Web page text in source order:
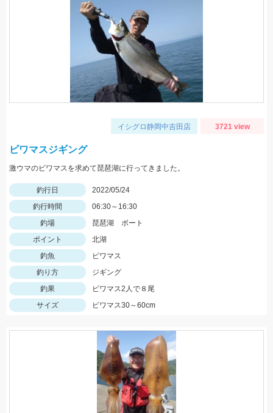
イシグロ静岡中吉田店 3721 view
ビワマスジギング
激ウマのビワマスを求めて琵琶湖に行ってきました。
釣行日
2022/05/24
釣行時間
06:30～16:30
釣場
琵琶湖 ボート
ポイント
北湖
釣魚
ビワマス
釣り方
ジギング
釣果
ビワマス2人で８尾
サイズ
ビワマス30～60cm